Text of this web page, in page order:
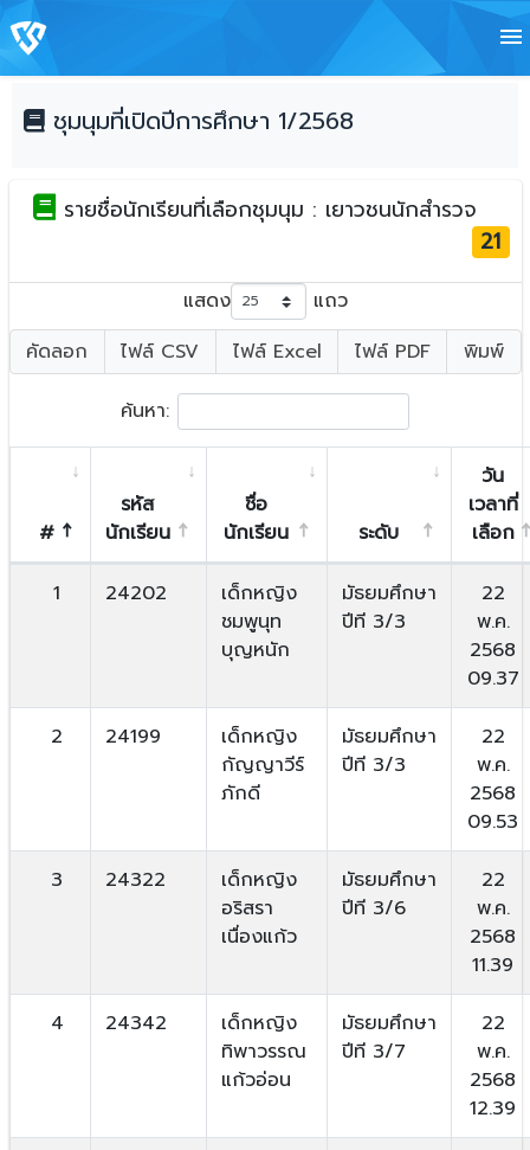
menu
ชุมนุมที่เปิดปีการศึกษา 1/2568
รายชื่อนักเรียนที่เลือกชุมนุม : เยาวชนนักสำรวจ
21
แสดง
แถว
คัดลอก
ไฟล์ CSV ไฟล์ Excel ไฟล์ PDF พิมพ์
ค้นหา:
#
รหัส
นักเรียน
ชื่อ
นักเรียน
ระดับ
วัน
เวลาที่
เลือก
1 24202
เด็กหญิง
ชมพูนุท
บุญหนัก
มัธยมศึกษา
ปีที 3/3
22
พ.ค.
2568
09.37
2 24199
เด็กหญิง
กัญญาวีร์
ภักดี
มัธยมศึกษา
ปีที 3/3
22
พ.ค.
2568
09.53
3 24322
เด็กหญิง
อริสรา
เนื่องแก้ว
มัธยมศึกษา
ปีที 3/6
22
พ.ค.
2568
11.39
4 24342
เด็กหญิง
ทิพาวรรณ
แก้วอ่อน
มัธยมศึกษา
ปีที 3/7
22
พ.ค.
2568
12.39